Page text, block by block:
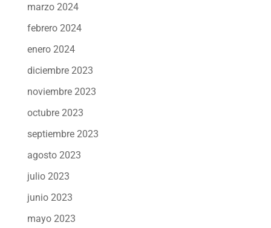
marzo 2024
febrero 2024
enero 2024
diciembre 2023
noviembre 2023
octubre 2023
septiembre 2023
agosto 2023
julio 2023
junio 2023
mayo 2023